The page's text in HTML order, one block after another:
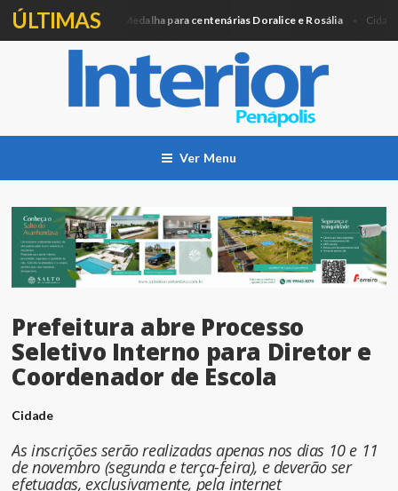
ÚLTIMAS
Câmara entregará Medalha para centenárias Doralice e Rosália Cidade
Ver Menu
Prefeitura abre Processo
Seletivo Interno para Diretor e
Coordenador de Escola
Cidade
As inscrições serão realizadas apenas nos dias 10 e 11
de novembro (segunda e terça-feira), e deverão ser
efetuadas, exclusivamente, pela internet